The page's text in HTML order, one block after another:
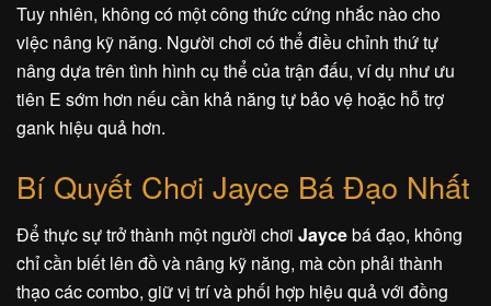
Tuy nhiên, không có một công thức cứng nhắc nào cho
việc nâng kỹ năng. Người chơi có thể điều chỉnh thứ tự
nâng dựa trên tình hình cụ thể của trận đấu, ví dụ như ưu
tiên E sớm hơn nếu cần khả năng tự bảo vệ hoặc hỗ trợ
gank hiệu quả hơn.
Bí Quyết Chơi Jayce Bá Đạo Nhất
Để thực sự trở thành một người chơi Jaycebá đạo, không
chỉ cần biết lên đồ và nâng kỹ năng, mà còn phải thành
thạo các combo, giữ vị trí và phối hợp hiệu quả với đồng